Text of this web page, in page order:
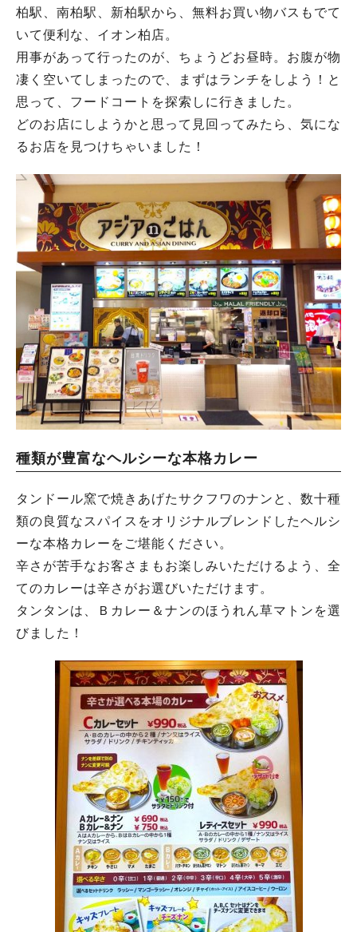
柏駅、南柏駅、新柏駅から、無料お買い物バスもでて
いて便利な、イオン柏店。
用事があって行ったのが、ちょうどお昼時。お腹が物
凄く空いてしまったので、まずはランチをしよう！と
思って、フードコートを探索しに行きました。
どのお店にしようかと思って見回ってみたら、気にな
るお店を見つけちゃいました！
種類が豊富なヘルシーな本格カレー
タンドール窯で焼きあげたサクフワのナンと、数十種
類の良質なスパイスをオリジナルブレンドしたヘルシ
ーな本格カレーをご堪能ください。
辛さが苦手なお客さまもお楽しみいただけるよう、全
てのカレーは辛さがお選びいただけます。
タンタンは、Ｂカレー＆ナンのほうれん草マトンを選
びました！